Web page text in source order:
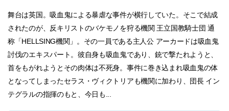
舞台は英国。吸血鬼による暴虐な事件が横行していた。そこで結成
されたのが、反キリストのバケモノを狩る機関 王立国教騎士団 通
称「HELLSING機関」。その一員である主人公 アーカードは吸血鬼
討伐のエキスパート。彼自身も吸血鬼であり、銃で撃たれようと、
首をもがれようとその肉体は不死身。事件に巻き込まれ吸血鬼の体
となってしまったセラス・ヴィクトリアも機関に加わり、団長 イン
テグラルの指揮のもと、今日も...